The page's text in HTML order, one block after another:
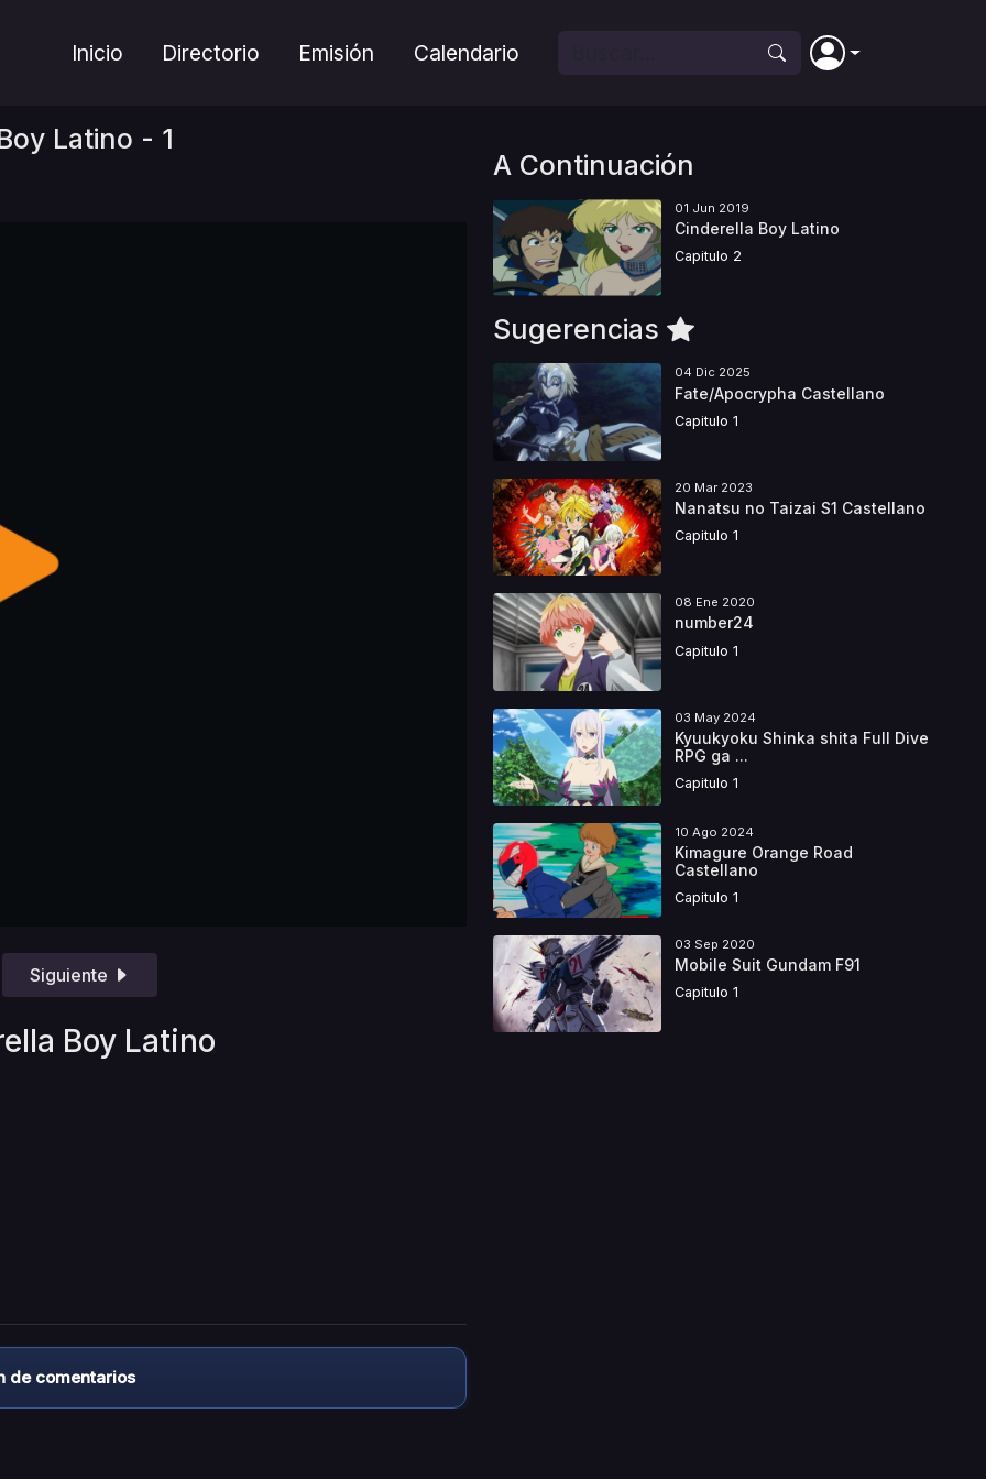
Inicio Directorio Emisión Calendario
Latino - 1
Siguiente
Boy Latino
de comentarios
A Continuación
01 Jun 2019
Cinderella Boy Latino
Capitulo 2
Sugerencias
04 Dic 2025
Fate/Apocrypha Castellano
Capitulo 1
20 Mar 2023
Nanatsu no Taizai S1 Castellano
Capitulo 1
08 Ene 2020
number24
Capitulo 1
03 May 2024
Kyuukyoku Shinka shita Full Dive
RPG ga ...
Capitulo 1
10 Ago 2024
Kimagure Orange Road
Castellano
Capitulo 1
03 Sep 2020
Mobile Suit Gundam F91
Capitulo 1